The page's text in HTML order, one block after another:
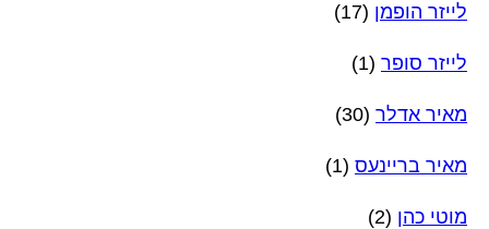
לייזר הופמן (17)
לייזר סופר (1)
מאיר אדלר (30)
מאיר בריינעס (1)
מוטי כהן (2)